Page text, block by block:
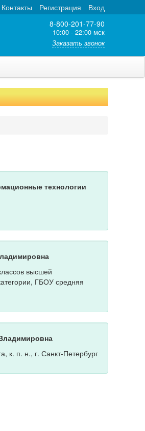
Вход
Регистрация
Контакты
8-800-201-77-90
10:00 - 22:00 мск
Заказать звонок
технологии
высшей
ГБОУ средняя
к. п. н., г. Санкт-Петербург